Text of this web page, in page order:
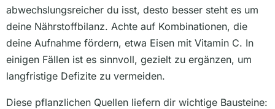
abwechslungsreicher du isst, desto besser steht es um
deine Nährstoffbilanz. Achte auf Kombinationen, die
deine Aufnahme fördern, etwa Eisen mit Vitamin C. In
einigen Fällen ist es sinnvoll, gezielt zu ergänzen, um
langfristige Defizite zu vermeiden.
Diese pflanzlichen Quellen liefern dir wichtige Bausteine: